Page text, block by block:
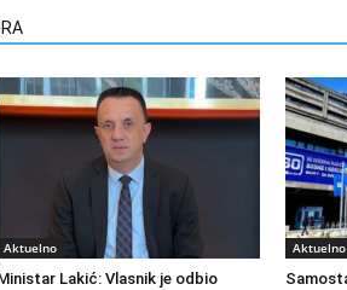
Aktuelno
Lakić: Vlasnik je odbio
Aktuelno